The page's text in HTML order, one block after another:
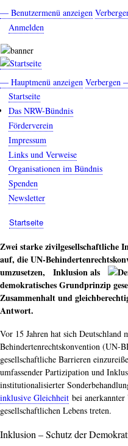
Direkt
zum
Benutzermenü
— Benutzermenü anzeigen
Anmelden
Hauptmenü
— Hauptmenü anzeigen Verbergen
Startseite
Das NRW-Bündnis
Förderverein
Impressum
Links und Verweise
Organisationen im Bündnis
Spenden
Newsletter
Breadcrumb
Startseite
Zwei starke zivilgesellschaftliche
auf, die UN-
umzusetzen, Inklusion als
demokratisches Grundprinzip
Zusammenhalt und
Antwort.
Vor 15 Jahren hat sich
Behindertenrechtskonvention (UN-
gesellschaftliche Barrieren
umfassender Partizipation und
institutionalisierter
inklusive Gleichheit bei
gesellschaftlichen Lebens treten.
Inklusion – Schutz der